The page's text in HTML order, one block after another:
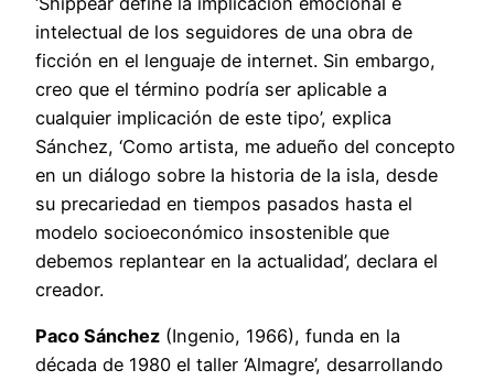
intelectual de los seguidores de una obra de
ficción en el lenguaje de internet. Sin embargo,
creo que el término podría ser aplicable a
cualquier implicación de este tipo’, explica
Sánchez, ‘Como artista, me adueño del concepto
en un diálogo sobre la historia de la isla, desde
su precariedad en tiempos pasados hasta el
modelo socioeconómico insostenible que
debemos replantear en la actualidad’, declara el
creador.
Paco Sánchez (Ingenio, 1966), funda en la
década de 1980 el taller ‘Almagre’, desarrollando